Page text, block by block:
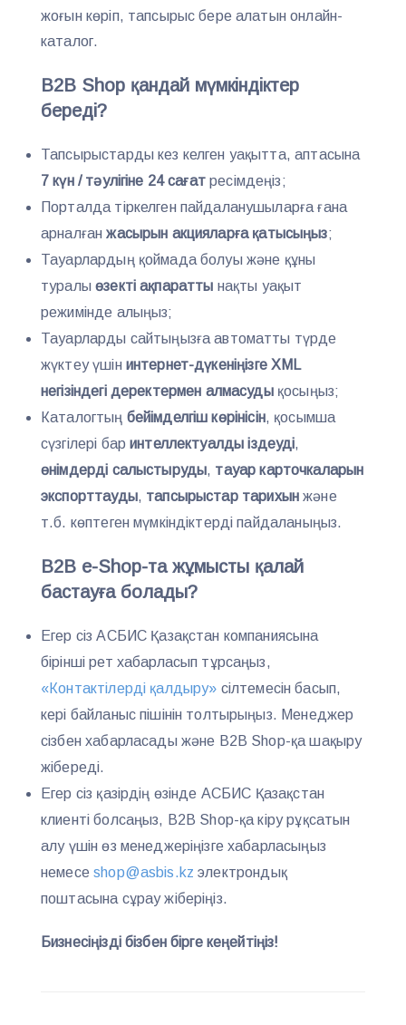
жоғын көріп, тапсырыс бере алатын онлайн-
каталог.
B2B Shop қандай мүмкіндіктер
береді?
Тапсырыстарды кез келген уақытта, аптасына
7 күн / тәулігіне 24 сағатресімдеңіз;
Порталда тіркелген пайдаланушыларға ғана
арналғанжасырын акцияларға қатысыңыз;
Тауарлардың қоймада болуы және құны
туралыөзекті ақпаратты нақты уақыт
режимінде алыңыз;
Тауарларды сайтыңызға автоматты түрде
жүктеу үшін интернет-дүкеніңізге XML
негізіндегі деректермен алмасудықосыңыз;
Каталогтың бейімделгіш көрінісін, қосымша
сүзгілері баринтеллектуалды іздеуді,
өнімдерді салыстыруды, тауар карточкаларын
экспорттауды, тапсырыстар тарихынжәне
т.б. көптеген мүмкіндіктерді пайдаланыңыз.
B2B e-Shop-та жұмысты қалай
бастауға болады?
Егер сіз АСБИС Қазақстан компаниясына
бірінші рет хабарласып тұрсаңыз,
«Контактілерді қалдыру» сілтемесін басып,
кері байланыс пішінін толтырыңыз. Менеджер
сізбен хабарласады және B2B Shop-қа шақыру
жібереді.
Егер сіз қазірдің өзінде АСБИС Қазақстан
клиенті болсаңыз, B2B Shop-қа кіру рұқсатын
алу үшін өз менеджеріңізге хабарласыңыз
немесеshop@asbis.kzэлектрондық
поштасына сұрау жіберіңіз.
Бизнесіңізді бізбен бірге кеңейтіңіз!